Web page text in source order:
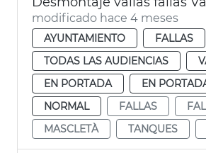
modificado hace 4 meses
AYUNTAMIENTO
FALLAS
TODAS LAS AUDIENCIAS
EN PORTADA
EN
NORMAL
FALLAS
MASCLETÀ
TANQUES